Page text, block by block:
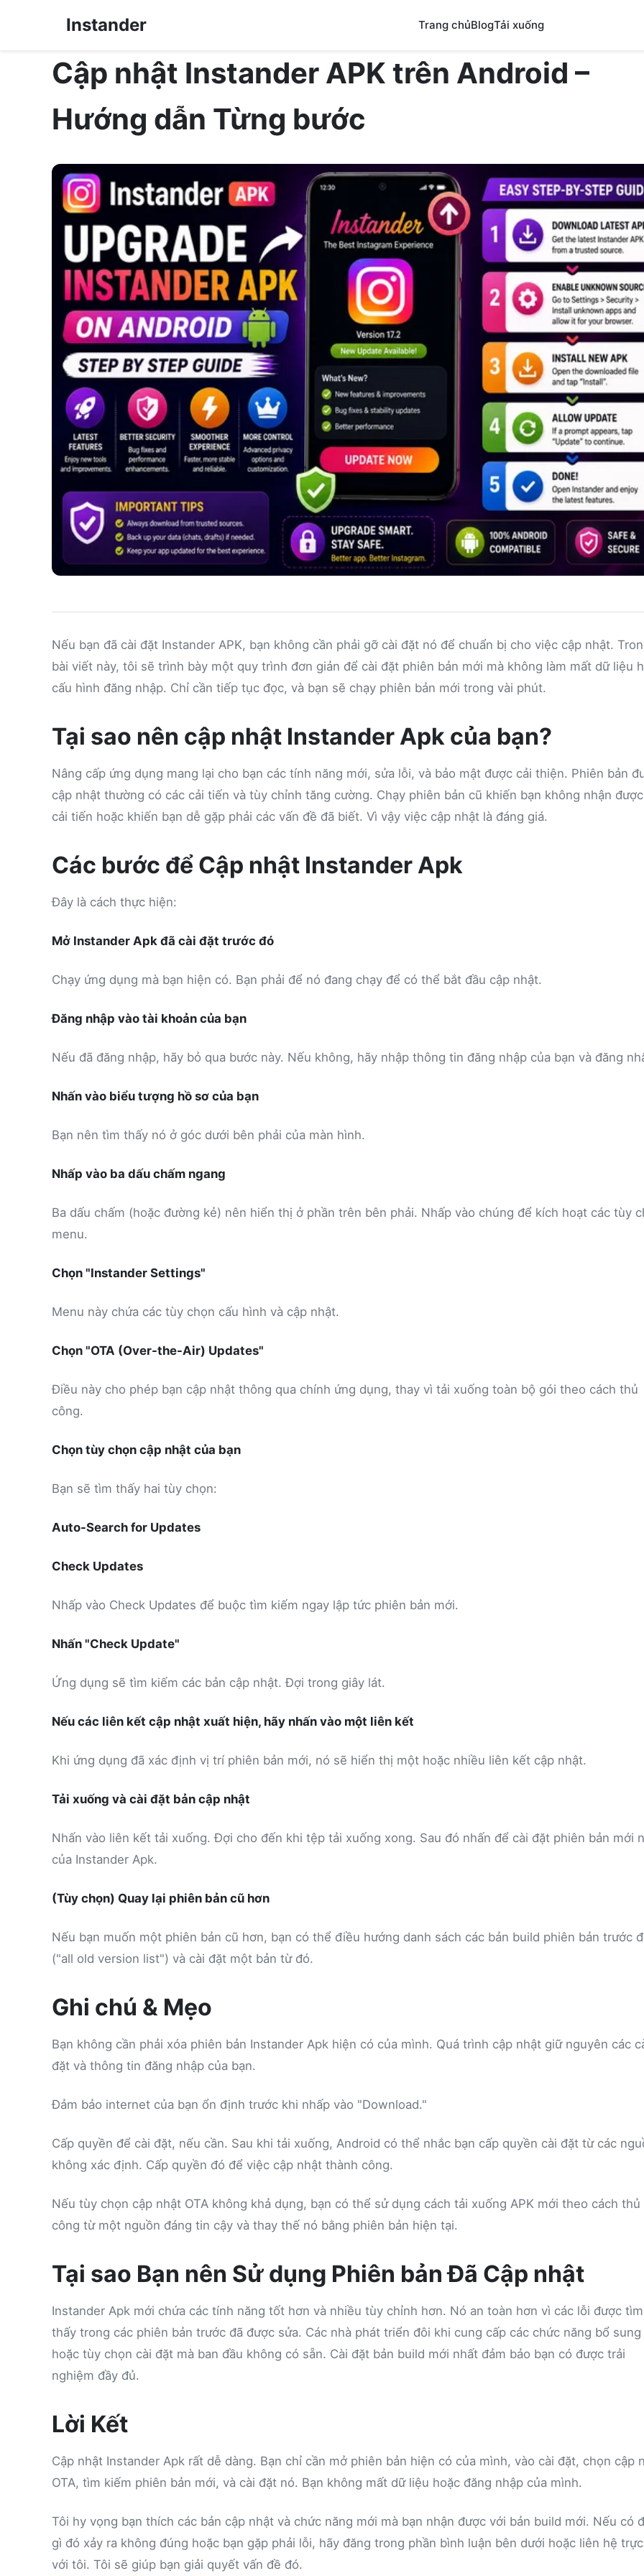
Instander Trang chủBlogTải xuống
Cập nhật Instander APK trên Android –
Hướng dẫn Từng bước
Nếu bạn đã cài đặt Instander APK, bạn không cần phải gỡ cài đặt nó để chuẩn bị cho việc cập nhật.
bài viết này, tôi sẽ trình bày một quy trình đơn giản để cài đặt phiên bản mới mà không làm mất dữ liệu
cấu hình đăng nhập. Chỉ cần tiếp tục đọc, và bạn sẽ chạy phiên bản mới trong vài phút.
Tại sao nên cập nhật Instander Apk của bạn?
Nâng cấp ứng dụng mang lại cho bạn các tính năng mới, sửa lỗi, và bảo mật được cải thiện. Phiên bản
cập nhật thường có các cải tiến và tùy chỉnh tăng cường. Chạy phiên bản cũ khiến bạn không nhận
cải tiến hoặc khiến bạn dễ gặp phải các vấn đề đã biết. Vì vậy việc cập nhật là đáng giá.
Các bước để Cập nhật Instander Apk
Đây là cách thực hiện:
Mở Instander Apk đã cài đặt trước đó
Chạy ứng dụng mà bạn hiện có. Bạn phải để nó đang chạy để có thể bắt đầu cập nhật.
Đăng nhập vào tài khoản của bạn
Nếu đã đăng nhập, hãy bỏ qua bước này. Nếu không, hãy nhập thông tin đăng nhập của bạn và đăng
Nhấn vào biểu tượng hồ sơ của bạn
Bạn nên tìm thấy nó ở góc dưới bên phải của màn hình.
Nhấp vào ba dấu chấm ngang
Ba dấu chấm (hoặc đường kẻ) nên hiển thị ở phần trên bên phải. Nhấp vào chúng để kích hoạt các tùy
menu.
Chọn "Instander Settings"
Menu này chứa các tùy chọn cấu hình và cập nhật.
Chọn "OTA (Over-the-Air) Updates"
Điều này cho phép bạn cập nhật thông qua chính ứng dụng, thay vì tải xuống toàn bộ gói theo cách thủ
công.
Chọn tùy chọn cập nhật của bạn
Bạn sẽ tìm thấy hai tùy chọn:
Auto-Search for Updates
Check Updates
Nhấp vào Check Updates để buộc tìm kiếm ngay lập tức phiên bản mới.
Nhấn "Check Update"
Ứng dụng sẽ tìm kiếm các bản cập nhật. Đợi trong giây lát.
Nếu các liên kết cập nhật xuất hiện, hãy nhấn vào một liên kết
Khi ứng dụng đã xác định vị trí phiên bản mới, nó sẽ hiển thị một hoặc nhiều liên kết cập nhật.
Tải xuống và cài đặt bản cập nhật
Nhấn vào liên kết tải xuống. Đợi cho đến khi tệp tải xuống xong. Sau đó nhấn để cài đặt phiên bản mới
của Instander Apk.
(Tùy chọn) Quay lại phiên bản cũ hơn
Nếu bạn muốn một phiên bản cũ hơn, bạn có thể điều hướng danh sách các bản build phiên bản trước
("all old version list") và cài đặt một bản từ đó.
Ghi chú & Mẹo
Bạn không cần phải xóa phiên bản Instander Apk hiện có của mình. Quá trình cập nhật giữ nguyên các
đặt và thông tin đăng nhập của bạn.
Đảm bảo internet của bạn ổn định trước khi nhấp vào "Download."
Cấp quyền để cài đặt, nếu cần. Sau khi tải xuống, Android có thể nhắc bạn cấp quyền cài đặt từ các
không xác định. Cấp quyền đó để việc cập nhật thành công.
Nếu tùy chọn cập nhật OTA không khả dụng, bạn có thể sử dụng cách tải xuống APK mới theo cách thủ
công từ một nguồn đáng tin cậy và thay thế nó bằng phiên bản hiện tại.
Tại sao Bạn nên Sử dụng Phiên bản Đã Cập nhật
Instander Apk mới chứa các tính năng tốt hơn và nhiều tùy chỉnh hơn. Nó an toàn hơn vì các lỗi được tìm
thấy trong các phiên bản trước đã được sửa. Các nhà phát triển đôi khi cung cấp các chức năng bổ sung
hoặc tùy chọn cài đặt mà ban đầu không có sẵn. Cài đặt bản build mới nhất đảm bảo bạn có được trải
nghiệm đầy đủ.
Lời Kết
Cập nhật Instander Apk rất dễ dàng. Bạn chỉ cần mở phiên bản hiện có của mình, vào cài đặt, chọn cập
OTA, tìm kiếm phiên bản mới, và cài đặt nó. Bạn không mất dữ liệu hoặc đăng nhập của mình.
Tôi hy vọng bạn thích các bản cập nhật và chức năng mới mà bạn nhận được với bản build mới. Nếu có
gì đó xảy ra không đúng hoặc bạn gặp phải lỗi, hãy đăng trong phần bình luận bên dưới hoặc liên hệ
với tôi. Tôi sẽ giúp bạn giải quyết vấn đề đó.